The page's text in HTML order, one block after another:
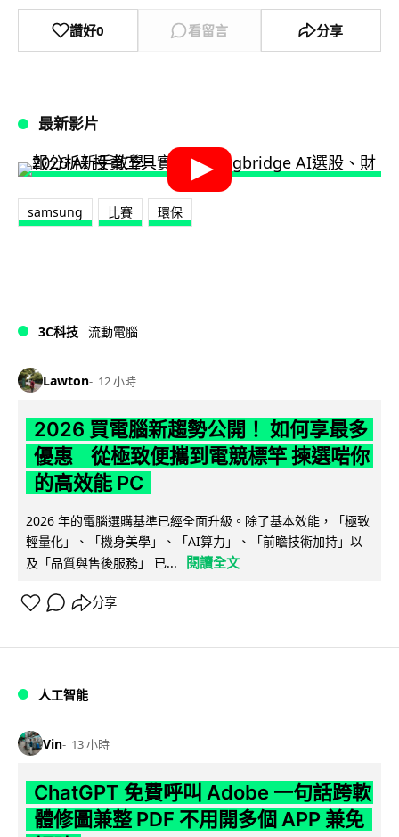
讚好0 看留言 分享
最新影片
samsung 比賽 環保
3C科技 流動電腦
Lawton 12 小時
2026 買電腦新趨勢公開！ 如何享最多
優惠 從極致便攜到電競標竿 揀選啱你
的高效能 PC
2026 年的電腦選購基準已經全面升級。除了基本效能，「極致
輕量化」、「機身美學」、「AI算力」、「前瞻技術加持」以
及「品質與售後服務」 已...
閱讀全文
分享
人工智能
Vin 13 小時
ChatGPT 免費呼叫 Adobe 一句話跨軟
體修圖兼整 PDF 不用開多個 APP 兼免